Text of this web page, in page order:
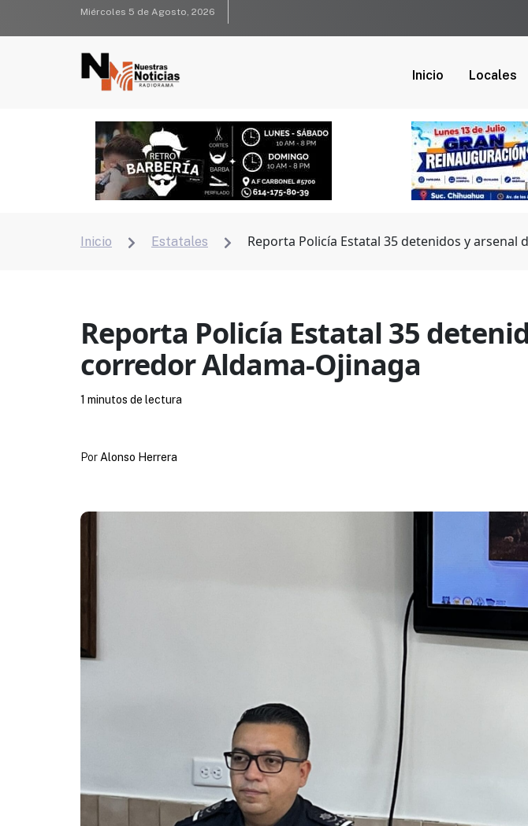
Miércoles 5 de Agosto, 2026
Inicio Locales
Inicio  Estatales  Reporta Policía Estatal 35 detenidos y
Reporta Policía Estatal 35
corredor Aldama-Ojinaga
Por Alonso Herrera
1 minutos de lectura